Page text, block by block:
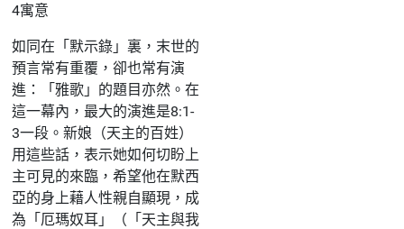
4寓意
如同在「默示錄」裏，末世的
預言常有重覆，卻也常有演
進：「雅歌」的題目亦然。在
這一幕內，最大的演進是8:1-
3一段。新娘（天主的百姓）
用這些話，表示她如何切盼上
主可見的來臨，希望他在默西
亞的身上藉人性親自顯現，成
為「厄瑪奴耳」（「天主與我